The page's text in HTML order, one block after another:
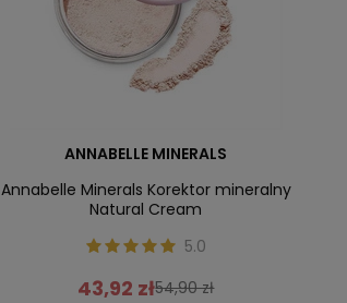
ANNABELLE MINERALS
Annabelle Minerals Korektor mineralny
Natural Cream
5.0
43,92 zł54,90 zł